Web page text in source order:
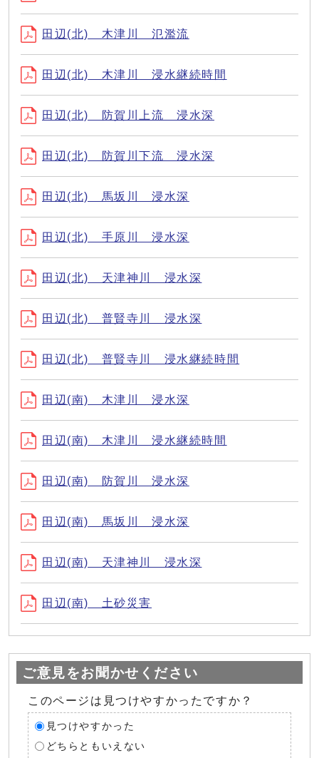
田辺(北) 木津川 氾濫流
田辺(北) 木津川 浸水継続時間
田辺(北) 防賀川上流 浸水深
田辺(北) 防賀川下流 浸水深
田辺(北) 馬坂川 浸水深
田辺(北) 手原川 浸水深
田辺(北) 天津神川 浸水深
田辺(北) 普賢寺川 浸水深
田辺(北) 普賢寺川 浸水継続時間
田辺(南) 木津川 浸水深
田辺(南) 木津川 浸水継続時間
田辺(南) 防賀川 浸水深
田辺(南) 馬坂川 浸水深
田辺(南) 天津神川 浸水深
田辺(南) 土砂災害
ご意見をお聞かせください
このページは見つけやすかったですか？
見つけやすかった
どちらともいえない